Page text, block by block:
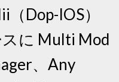
Dop-IOS）
に Multi Mod
、Any